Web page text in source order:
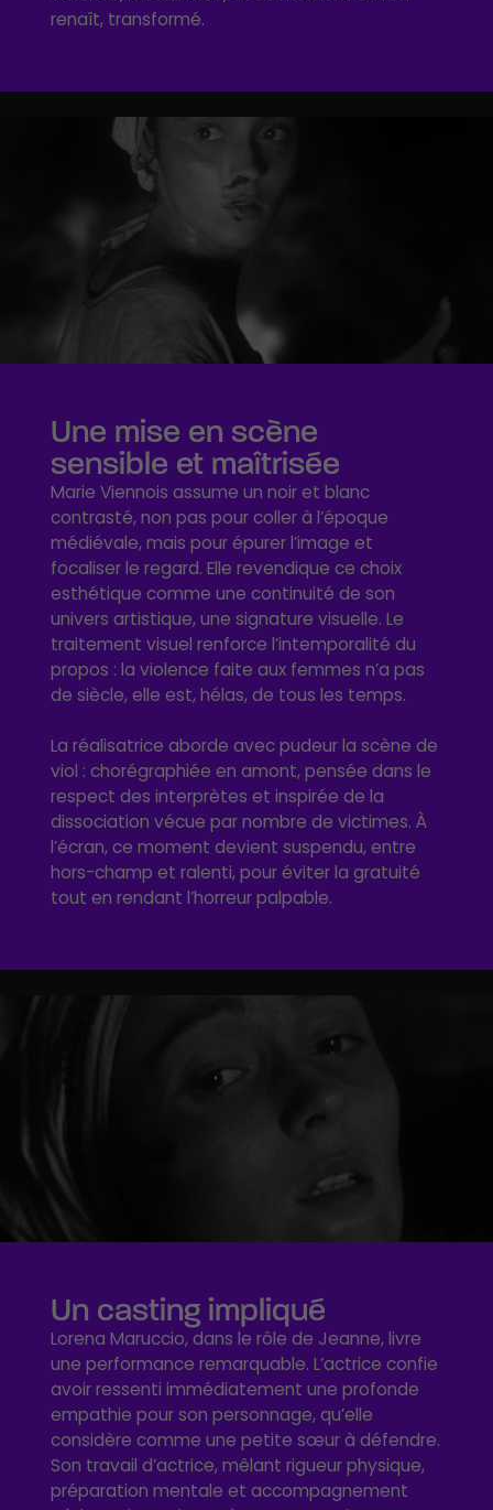
renaît, transformé.
Une mise en scène
sensible et maîtrisée
Marie Viennois assume un noir et blanc
contrasté, non pas pour coller à l’époque
médiévale, mais pour épurer l’image et
focaliser le regard. Elle revendique ce choix
esthétique comme une continuité de son
univers artistique, une signature visuelle. Le
traitement visuel renforce l’intemporalité du
propos : la violence faite aux femmes n’a pas
de siècle, elle est, hélas, de tous les temps.
La réalisatrice aborde avec pudeur la scène de
viol : chorégraphiée en amont, pensée dans le
respect des interprètes et inspirée de la
dissociation vécue par nombre de victimes. À
l’écran, ce moment devient suspendu, entre
hors-champ et ralenti, pour éviter la gratuité
tout en rendant l’horreur palpable.
Un casting impliqué
Lorena Maruccio, dans le rôle de Jeanne, livre
une performance remarquable. L’actrice confie
avoir ressenti immédiatement une profonde
empathie pour son personnage, qu’elle
considère comme une petite sœur à défendre.
Son travail d’actrice, mêlant rigueur physique,
préparation mentale et accompagnement